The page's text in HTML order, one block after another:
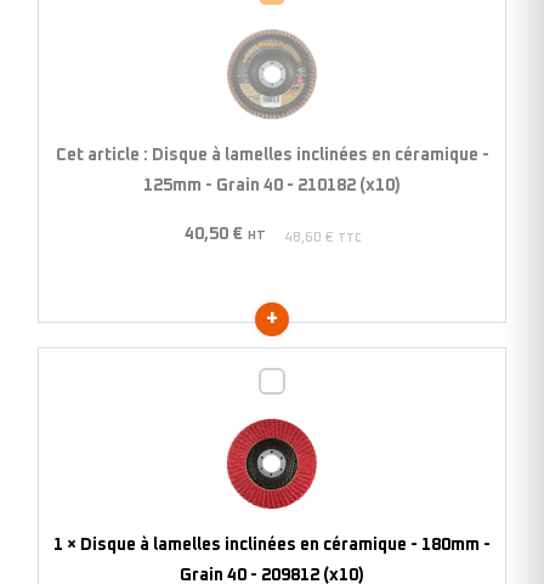
lamelles
inclinées
en
-
Cet article : Disque à lamelles inclinées en céramique -
125mm - Grain 40 - 210182 (x10)
40,50 € HT 48,60 € TTC
lamelles
inclinées
en
céramique
1 × Disque à lamelles inclinées en céramique - 180mm -
Grain 40 - 209812 (x10)